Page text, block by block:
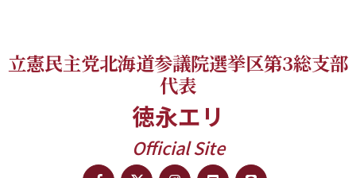
立憲民主党北海道参議院選挙区第3総支部
代表
徳永エリ
Official Site